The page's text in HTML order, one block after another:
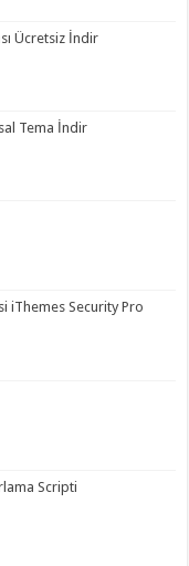
Ücretsiz İndir
Tema İndir
iThemes Security Pro
Scripti